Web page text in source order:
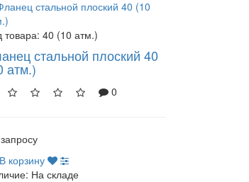
товара: 40 (10 атм.)
стальной плоский 40
атм.)
0
В корзину
На складе